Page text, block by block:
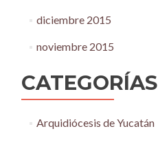
diciembre 2015
noviembre 2015
CATEGORÍAS
Arquidiócesis de Yucatán